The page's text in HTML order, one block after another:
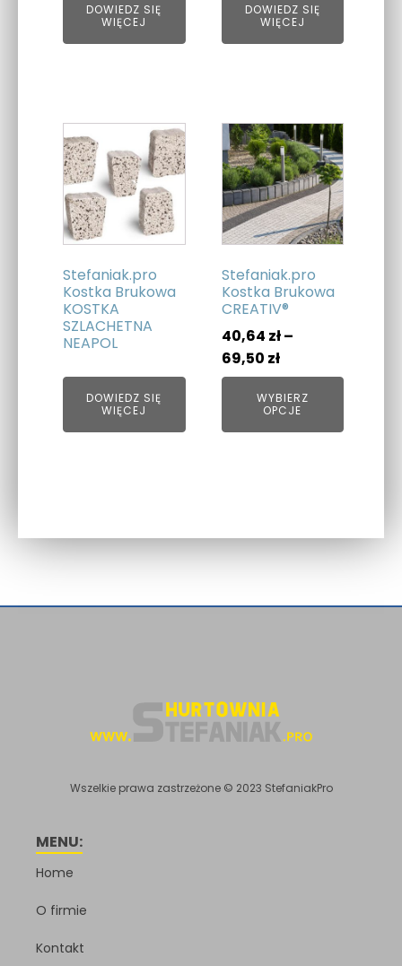
DOWIEDZ SIĘ
WIĘCEJ
DOWIEDZ SIĘ
WIĘCEJ
Stefaniak.pro
Kostka Brukowa
KOSTKA
SZLACHETNA
NEAPOL
DOWIEDZ SIĘ
WIĘCEJ
Stefaniak.pro
Kostka Brukowa
CREATIV®
40,64 zł–
69,50 złZakres
cen:
od
WYBIERZ
OPCJE
Ten
produkt
ma
wiele
wariantów.
Opcje
można
wybrać
na
stronie
produktu
Wszelkie prawa zastrzeżone © 2023 StefaniakPro
MENU:
Home
O firmie
Kontakt